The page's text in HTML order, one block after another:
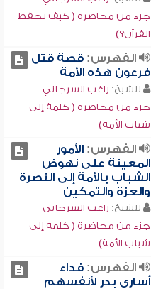
جزء من محاضرة ( كيف تحفظ
القرآن؟)
الفهرس:قصة قتل
فرعون هذه الأمة
للشيخ: راغب السرجاني
جزء من محاضرة ( كلمة إلى
شباب الأمة)
الفهرس:الأمور
المعينة على نهوض
الشباب بالأمة إلى النصرة
والعزة والتمكين
للشيخ: راغب السرجاني
جزء من محاضرة ( كلمة إلى
شباب الأمة)
الفهرس:فداء
أسارى بدر لأنفسهم